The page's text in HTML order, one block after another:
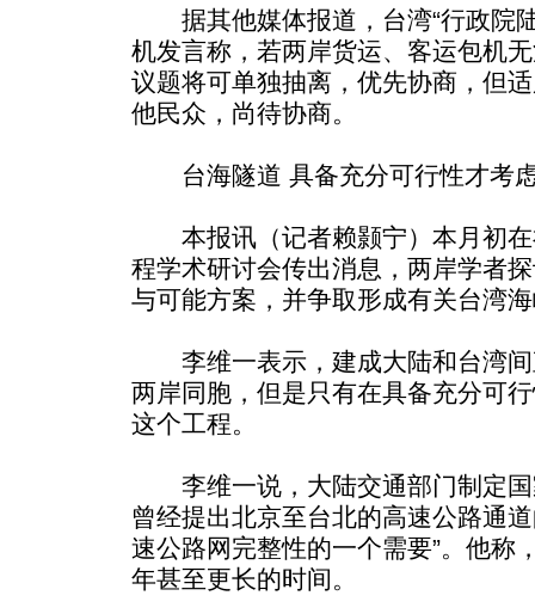
据其他媒体报道，台湾“行政院
机发言称，若两岸货运、客运包机
议题将可单独抽离，优先协商，但
他民众，尚待协商。
台海隧道 具备充分可行性才考
本报讯（记者赖颢宁）本月初在
程学术研讨会传出消息，两岸学者
与可能方案，并争取形成有关台湾
李维一表示，建成大陆和台湾间
两岸同胞，但是只有在具备充分可
这个工程。
李维一说，大陆交通部门制定国
曾经提出北京至台北的高速公路通
速公路网完整性的一个需要”。他称
年甚至更长的时间。